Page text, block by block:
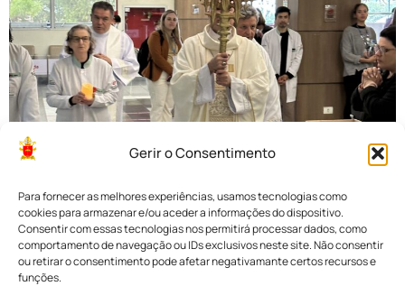
Gerir o Consentimento
Para fornecer as melhores experiências, usamos tecnologias como
cookies para armazenar e/ou aceder a informações do dispositivo.
Consentir com essas tecnologias nos permitirá processar dados, como
comportamento de navegação ou IDs exclusivos neste site. Não consentir
ou retirar o consentimento pode afetar negativamante certos recursos e
funções.